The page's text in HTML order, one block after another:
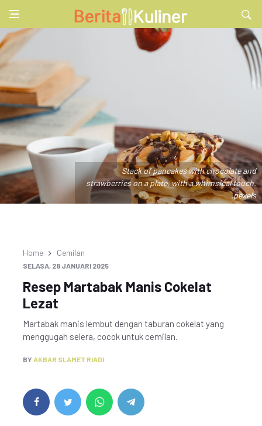
Stack of pancakes with chocolate and
strawberries on a plate, with a whimsical touch.
.pexels
Home Cemilan
SELASA, 28 JANUARI 2025
Resep Martabak Manis Cokelat
Lezat
Martabak manis lembut dengan taburan cokelat yang
menggugah selera, cocok untuk cemilan.
BY AKBAR SLAMET RIADI